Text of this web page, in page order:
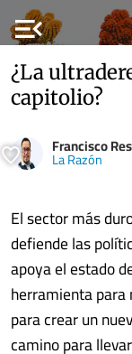
menu_open
¿La
capitolio?
Francisco
La Razón
El sector más
defiende las
apoya el estado
herramienta para
para crear un
camino para